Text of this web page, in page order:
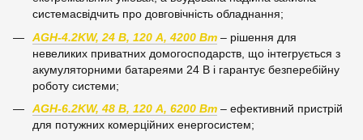
системасвідчить про довговічність обладнання;
AGH-4.2KW, 24 В, 120 А, 4200 Вт – рішення для
невеликих приватних домогосподарств, що інтегрується з
акумуляторними батареями 24 В і гарантує безперебійну
роботу системи;
AGH-6.2KW, 48 В, 120 А, 6200 Вт – ефективний пристрій
для потужних комерційних енергосистем;